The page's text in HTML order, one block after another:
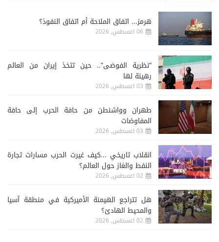
هرمز... اتفاق الملاحة أم اتفاق النفوذ؟
06 اغسطس, 2026
“نظرية الفوضى”.. حين تتخذ إيران من العالم
رهينة لها
03 اغسطس, 2026
طهران وواشنطن من حافة الحرب إلى حافة
المفاوضات
03 اغسطس, 2026
انقلاب تاريخي ...كيف غيرت الحرب مسارات تجارة
النفط والغاز حول العالم؟
02 اغسطس, 2026
هل تتراجع الهيمنة الأميركية في منطقة آسيا
والمحيط الهادئ؟
02 اغسطس, 2026